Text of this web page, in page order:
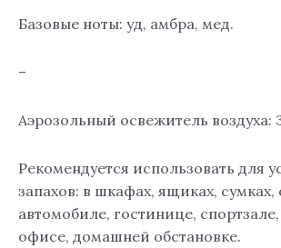
Базовые ноты: уд, амбра, мед.
–
Аэрозольный освежитель воздуха:
Рекомендуется использовать для
запахов: в шкафах, ящиках, сумках,
автомобиле, гостинице,
офисе, домашней обстановке.